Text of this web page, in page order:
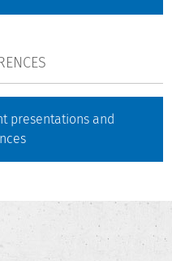
presentations and